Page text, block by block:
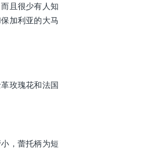
且很少有人知
加利亚的大马
玫瑰花和法国
，蕾托柄为短